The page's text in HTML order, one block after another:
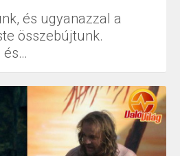
és ugyanazzal a
összebújtunk.
és…